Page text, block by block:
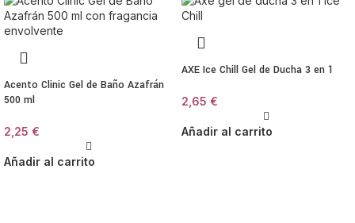
Acento Clinic Gel de Baño Azafrán
500 ml
2,25 €
Añadir al carrito
AXE Ice Chill Gel de Ducha 3 en 1
2,65 €
Añadir al carrito